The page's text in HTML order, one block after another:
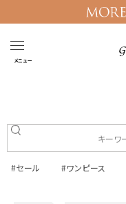
メニュー
#セール #ワンピース